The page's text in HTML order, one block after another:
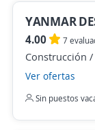
YANMAR
4.00 7
Construcción
Ver ofertas
Sin puestos